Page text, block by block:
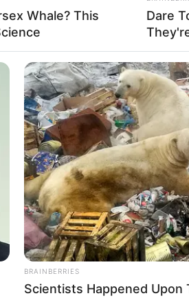
werden. Außerdem bieten wir die
und in Google Earth.
in Weißenburg als
Whale? This
Dare
BRAINBERRIES
Scientists Happened